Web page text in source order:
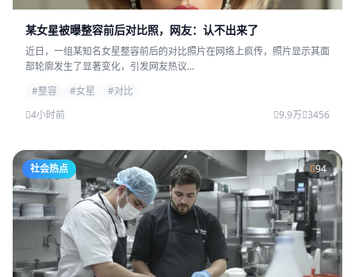
某女星被曝整容前后对比照，网友：认不出来了
近日，一组某知名女星整容前后的对比照片在网络上疯传，照片显示其面
部轮廓发生了显著变化，引发网友热议...
#整容
#女星
#对比
4小时前
9.9万 3456
社会热点 94